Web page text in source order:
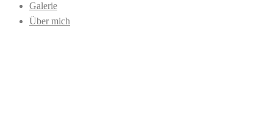
Galerie
Über mich